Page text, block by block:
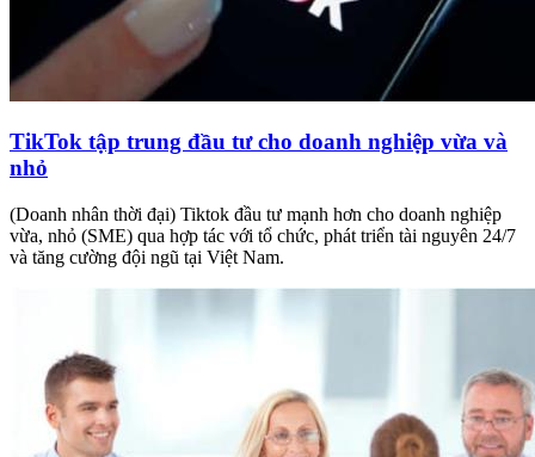
TikTok tập trung đầu tư cho doanh nghiệp vừa và
nhỏ
(Doanh nhân thời đại) Tiktok đầu tư mạnh hơn cho doanh nghiệp
vừa, nhỏ (SME) qua hợp tác với tổ chức, phát triển tài nguyên 24/7
và tăng cường đội ngũ tại Việt Nam.